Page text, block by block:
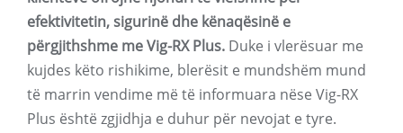
efektivitetin, sigurinë dhe kënaqësinë e
përgjithshme me Vig-RX Plus. Duke i vlerësuar me
kujdes këto rishikime, blerësit e mundshëm mund
të marrin vendime më të informuara nëse Vig-RX
Plus është zgjidhja e duhur për nevojat e tyre.